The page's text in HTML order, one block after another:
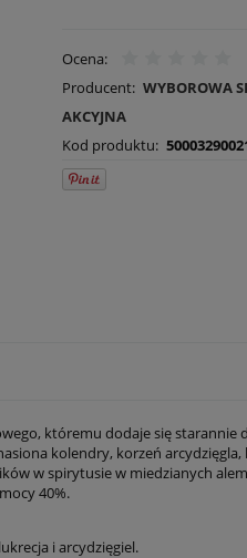
Ocena:
Producent: WYBOROWA
AKCYJNA
Kod produktu:
któremu dodaje się starannie
kolendry, korzeń
w spirytusie w miedzianych
40%.
i arcydzięgiel.